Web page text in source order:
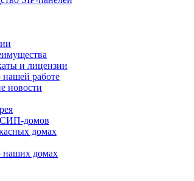
и лицензии
работе
новости
домов
домах
домах